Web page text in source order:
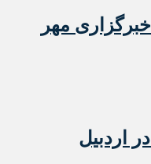
مهر
اردبیل